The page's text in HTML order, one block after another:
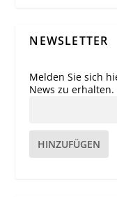
NEWSLETTER
Melden Sie sich
News zu erhalten.
HINZUFÜGEN